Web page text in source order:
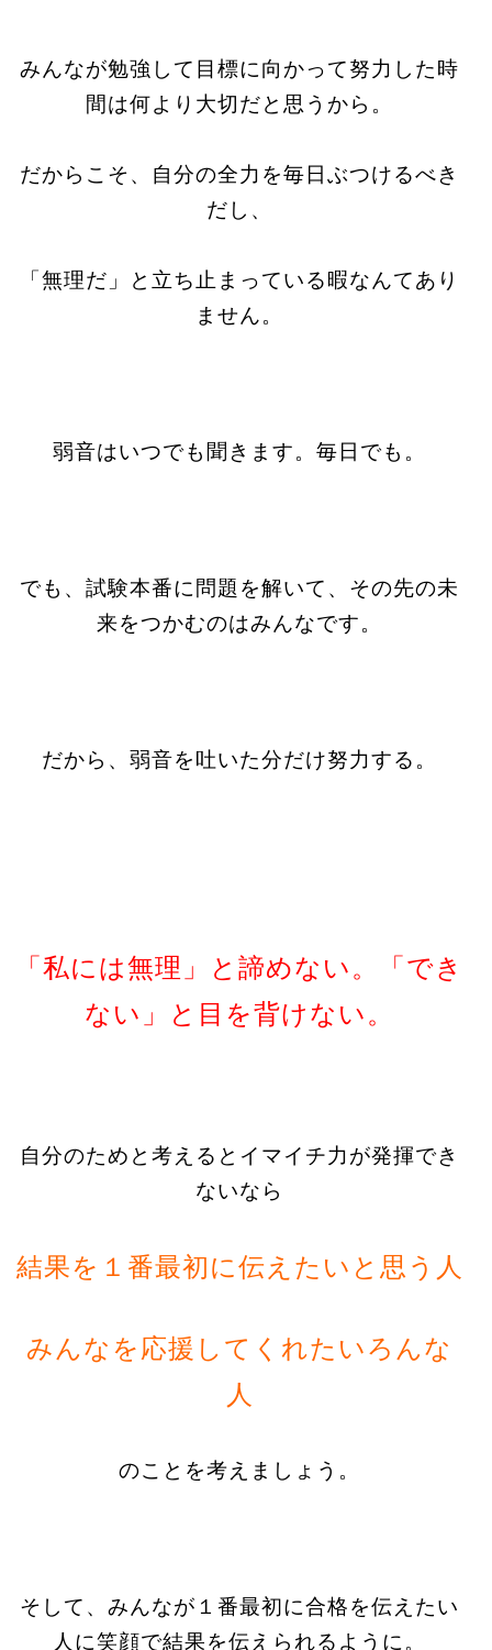
みんなが勉強して目標に向かって努力した時
間は何より大切だと思うから。
だからこそ、自分の全力を毎日ぶつけるべき
だし、
「無理だ」と立ち止まっている暇なんてあり
ません。
弱音はいつでも聞きます。毎日でも。
でも、試験本番に問題を解いて、その先の未
来をつかむのはみんなです。
だから、弱音を吐いた分だけ努力する。
「私には無理」と諦めない。「でき
ない」と目を背けない。
自分のためと考えるとイマイチ力が発揮でき
ないなら
結果を１番最初に伝えたいと思う人
みんなを応援してくれたいろんな
人
のことを考えましょう。
そして、みんなが１番最初に合格を伝えたい
人に笑顔で結果を伝えられるように。